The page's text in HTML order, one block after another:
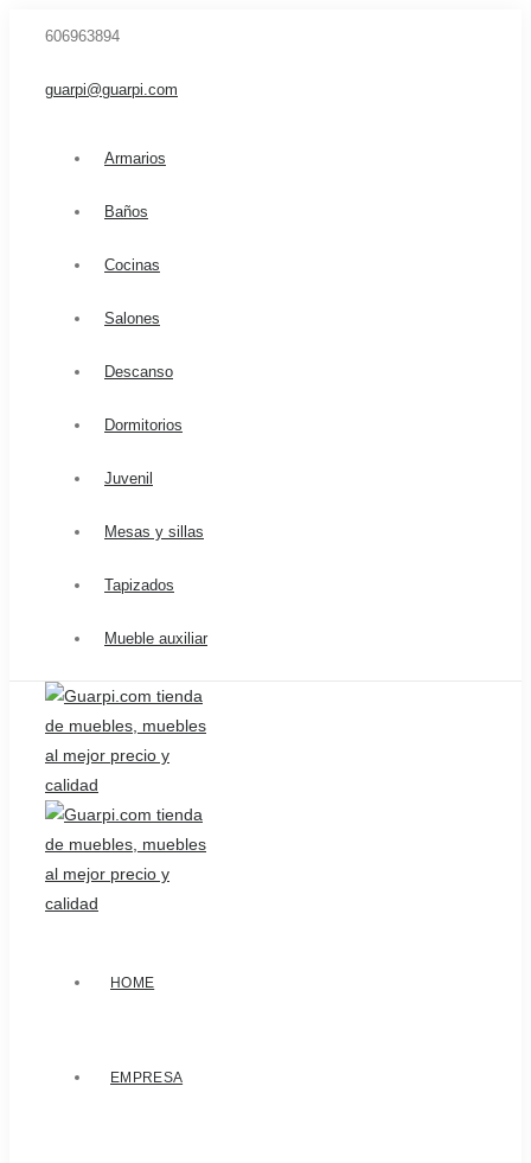
606963894
guarpi@guarpi.com
Armarios
Baños
Cocinas
Salones
Descanso
Dormitorios
Juvenil
Mesas y sillas
Tapizados
Mueble auxiliar
HOME
EMPRESA